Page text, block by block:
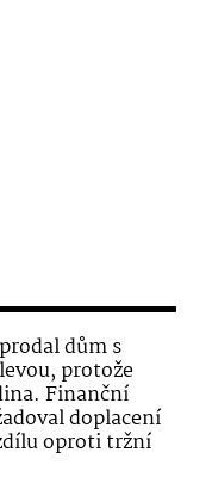
dům s
protože
Finanční
doplacení
oproti tržní